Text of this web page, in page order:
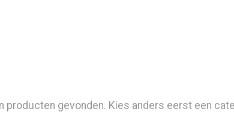
producten gevonden. Kies anders eerst een